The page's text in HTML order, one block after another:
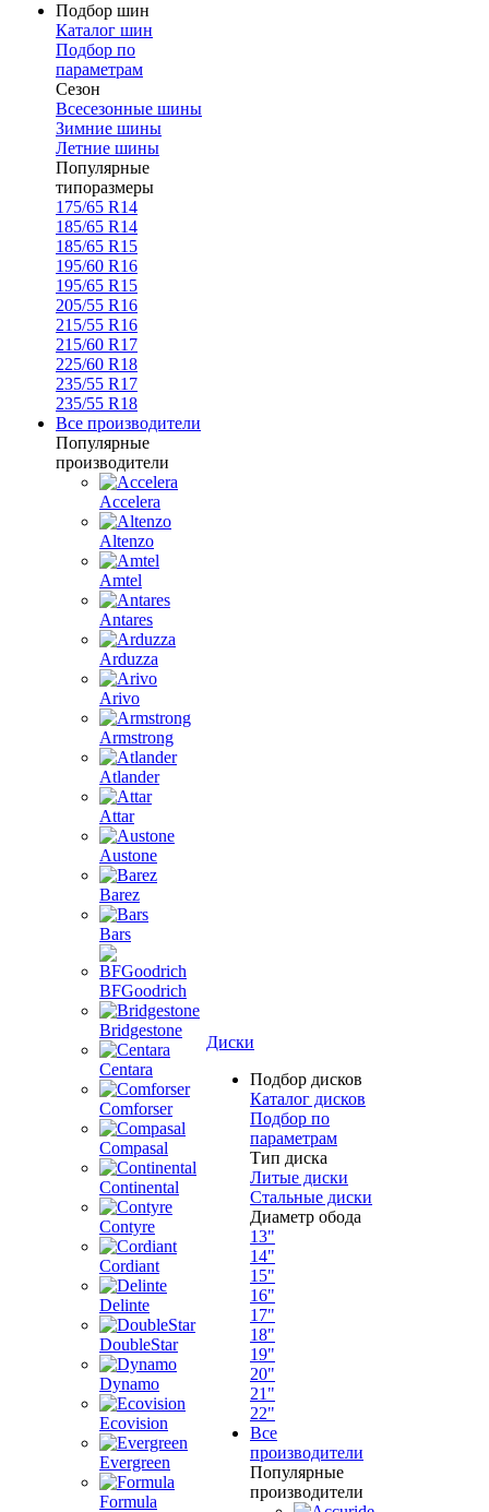
Подбор шин
Каталог шин
Подбор по
параметрам
Сезон
Всесезонные шины
Зимние шины
Летние шины
Популярные
типоразмеры
175/65 R14
185/65 R14
185/65 R15
195/60 R16
195/65 R15
205/55 R16
215/55 R16
215/60 R17
225/60 R18
235/55 R17
235/55 R18
Все производители
Популярные
производители
Accelera
Altenzo
Amtel
Antares
Arduzza
Arivo
Armstrong
Atlander
Attar
Austone
Barez
Bars
BFGoodrich
Bridgestone
Centara
Comforser
Compasal
Continental
Contyre
Cordiant
Delinte
DoubleStar
Dynamo
Ecovision
Evergreen
Formula
Диски
Подбор дисков
Каталог дисков
Подбор по
параметрам
Тип диска
Литые диски
Стальные диски
Диаметр обода
13"
14"
15"
16"
17"
18"
19"
20"
21"
22"
Все
производители
Популярные
производители